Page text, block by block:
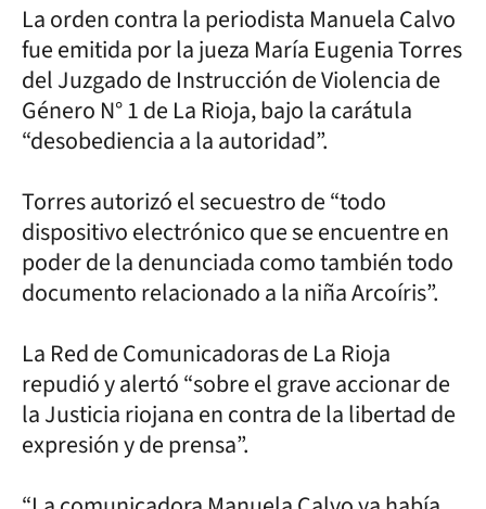
La orden contra la periodista Manuela Calvo
fue emitida por la jueza María Eugenia Torres
del Juzgado de Instrucción de Violencia de
Género N° 1 de La Rioja, bajo la carátula
“desobediencia a la autoridad”.
Torres autorizó el secuestro de “todo
dispositivo electrónico que se encuentre en
poder de la denunciada como también todo
documento relacionado a la niña Arcoíris”.
La Red de Comunicadoras de La Rioja
repudió y alertó “sobre el grave accionar de
la Justicia riojana en contra de la libertad de
expresión y de prensa”.